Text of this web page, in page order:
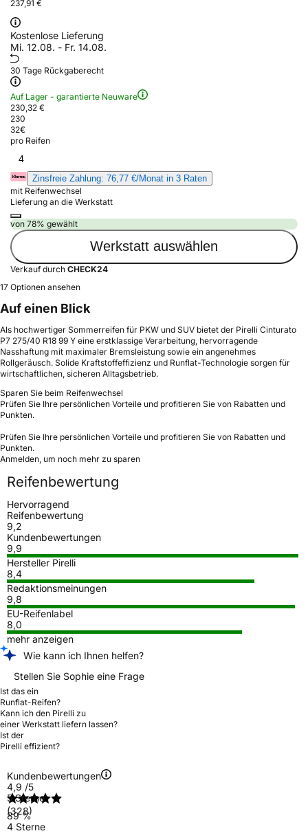
237,91 €
Kostenlose Lieferung
Mi. 12.08. - Fr. 14.08.
30 Tage Rückgaberecht
Auf Lager - garantierte Neuware
230,32 €
230
32€
pro Reifen
4
Zinsfreie Zahlung: 76,77 €/Monat in 3 Raten
mit Reifenwechsel
Lieferung an die Werkstatt
von 78% gewählt
Werkstatt auswählen
Verkauf durch CHECK24
17 Optionen ansehen
Auf einen Blick
Als hochwertiger Sommerreifen für PKW und SUV bietet der Pirelli Cinturato
P7 275/40 R18 99 Y eine erstklassige Verarbeitung, hervorragende
Nasshaftung mit maximaler Bremsleistung sowie ein angenehmes
Rollgeräusch. Solide Kraftstoffeffizienz und Runflat-Technologie sorgen für
wirtschaftlichen, sicheren Alltagsbetrieb.
Sparen Sie beim Reifenwechsel
Prüfen Sie Ihre persönlichen Vorteile und profitieren Sie von Rabatten und
Punkten.
Prüfen Sie Ihre persönlichen Vorteile und profitieren Sie von Rabatten und
Punkten.
Anmelden, um noch mehr zu sparen
Reifenbewertung
Hervorragend
Reifenbewertung
9,2
Kundenbewertungen
9,9
Hersteller Pirelli
8,4
Redaktionsmeinungen
9,8
EU-Reifenlabel
8,0
mehr anzeigen
Wie kann ich Ihnen helfen?
Stellen Sie Sophie eine Frage
Ist das ein
Runflat-Reifen?
Kann ich den Pirelli zu
einer Werkstatt liefern lassen?
Ist der
Pirelli effizient?
Kundenbewertungen
4,9 /5
(328)
5 Sterne
89 %
4 Sterne